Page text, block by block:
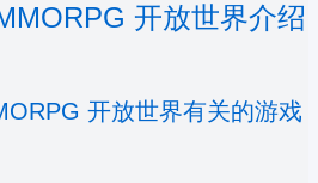
开放世界介绍
开放世界有关的游戏